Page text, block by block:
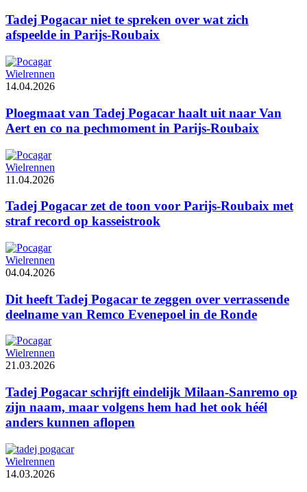
Tadej Pogacar niet te spreken over wat zich
afspeelde in Parijs-Roubaix
Wielrennen
14.04.2026
Ploegmaat van Tadej Pogacar haalt uit naar Van
Aert en co na pechmoment in Parijs-Roubaix
Wielrennen
11.04.2026
Tadej Pogacar zet de toon voor Parijs-Roubaix met
straf record op kasseistrook
Wielrennen
04.04.2026
Dit heeft Tadej Pogacar te zeggen over verrassende
deelname van Remco Evenepoel in de Ronde
Wielrennen
21.03.2026
Tadej Pogacar schrijft eindelijk Milaan-Sanremo op
zijn naam, maar volgens hem had het ook héél
anders kunnen aflopen
Wielrennen
14.03.2026